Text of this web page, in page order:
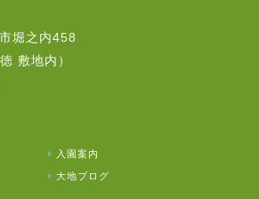
堀之内458
敷地内）
入園案内
大地ブログ